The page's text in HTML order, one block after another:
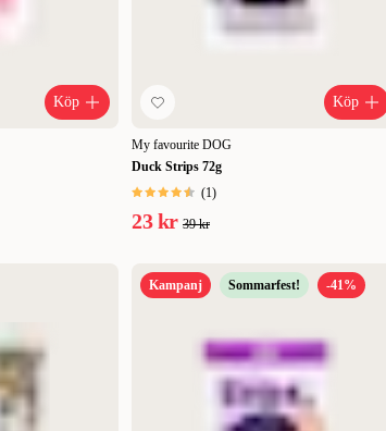
Köp Köp
My favourite DOG
Duck Strips 72g
(1)
23 kr 39 kr
Kampanj Sommarfest! -41%